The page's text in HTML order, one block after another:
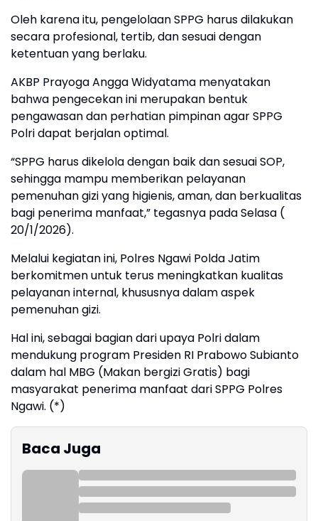
Oleh karena itu, pengelolaan SPPG harus dilakukan
secara profesional, tertib, dan sesuai dengan
ketentuan yang berlaku.
AKBP Prayoga Angga Widyatama menyatakan
bahwa pengecekan ini merupakan bentuk
pengawasan dan perhatian pimpinan agar SPPG
Polri dapat berjalan optimal.
“SPPG harus dikelola dengan baik dan sesuai SOP,
sehingga mampu memberikan pelayanan
pemenuhan gizi yang higienis, aman, dan berkualitas
bagi penerima manfaat,” tegasnya pada Selasa (
20/1/2026).
Melalui kegiatan ini, Polres Ngawi Polda Jatim
berkomitmen untuk terus meningkatkan kualitas
pelayanan internal, khususnya dalam aspek
pemenuhan gizi.
Hal ini, sebagai bagian dari upaya Polri dalam
mendukung program Presiden RI Prabowo Subianto
dalam hal MBG (Makan bergizi Gratis) bagi
masyarakat penerima manfaat dari SPPG Polres
Ngawi. (*)
Baca Juga